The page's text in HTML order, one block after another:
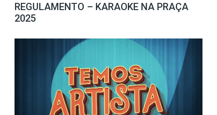
REGULAMENTO – KARAOKE NA PRAÇA
2025